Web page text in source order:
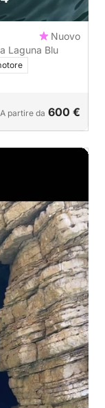
Nuovo
Laguna Blu
A partire da 600 €